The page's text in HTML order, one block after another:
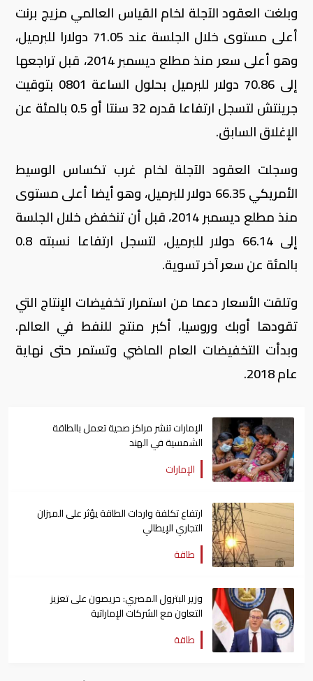
وبلغت العقود الآجلة لخام القياس العالمي مزيج برنت
أعلى مستوى خلال الجلسة عند 71.05 دولارا للبرميل،
وهو أعلى سعر منذ مطلع ديسمبر 2014، قبل تراجعها
إلى 70.86 دولار للبرميل بحلول الساعة 0801 بتوقيت
جرينتش لتسجل ارتفاعا قدره 32 سنتا أو 0.5 بالمئة عن
الإغلاق السابق.
وسجلت العقود الآجلة لخام غرب تكساس الوسيط
الأمريكي 66.35 دولار للبرميل، وهو أيضا أعلى مستوى
منذ مطلع ديسمبر 2014، قبل أن تنخفض خلال الجلسة
إلى 66.14 دولار للبرميل، لتسجل ارتفاعا نسبته 0.8
بالمئة عن سعر آخر تسوية.
وتلقت الأسعار دعما من استمرار تخفيضات الإنتاج التي
تقودها أوبك وروسيا، أكبر منتج للنفط في العالم.
وبدأت التخفيضات العام الماضي وتستمر حتى نهاية
عام 2018.
الإمارات تنشر مراكز صحية تعمل بالطاقة
الشمسية في الهند
الإمارات
ارتفاع تكلفة واردات الطاقة يؤثر على الميزان
التجاري الإيطالي
طاقة
وزير البترول المصري: حريصون على تعزيز
التعاون مع الشركات الإماراتية
طاقة